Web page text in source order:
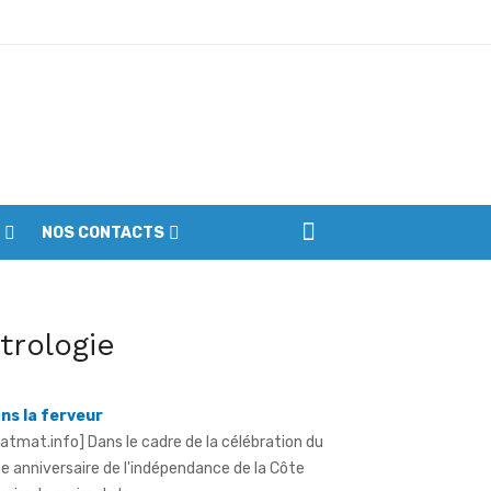
du parc
NOS CONTACTS
la ferveur
Dans le cadre de la célébration du
le maire de la ...
féminin U18 - Les Lioncelles
lourdement face au Cameroun